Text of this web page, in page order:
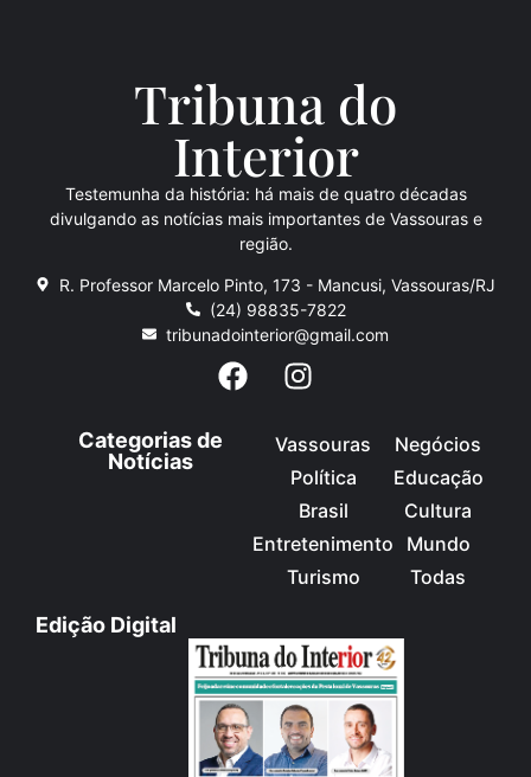
Tribuna do
Interior
Testemunha da história: há mais de quatro décadas
divulgando as notícias mais importantes de Vassouras e
região.
R. Professor Marcelo Pinto, 173 - Mancusi, Vassouras/RJ
(24) 98835-7822
tribunadointerior@gmail.com
Categorias de
Notícias
Vassouras
Política
Brasil
Entretenimento
Turismo
Negócios
Educação
Cultura
Mundo
Todas
Edição Digital